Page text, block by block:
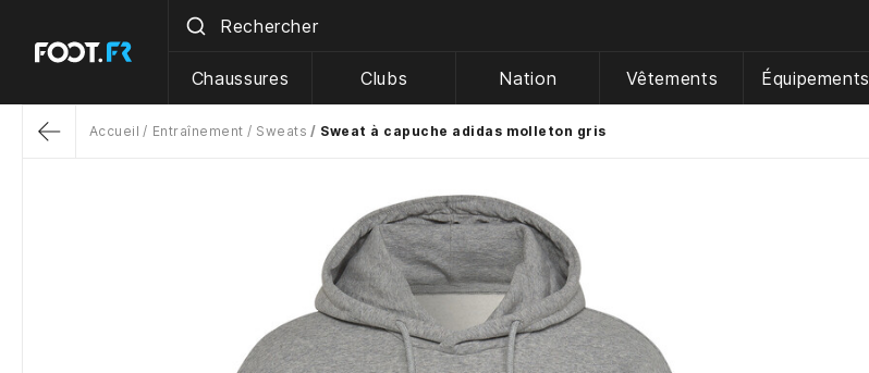
Chaussures Clubs Nation Vêtements Équipements
Accueil Entraînement Sweats Sweat à capuche adidas molleton gris